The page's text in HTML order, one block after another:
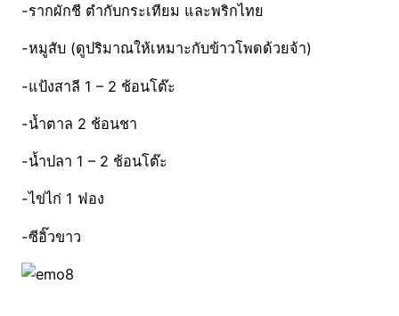
-รากผักชี ตำกับกระเทียม และพริกไทย
-หมูสับ (ดูปริมาณให้เหมาะกับข้าวโพดด้วยจ้า)
-แป้งสาลี 1 – 2 ช้อนโต๊ะ
-น้ำตาล 2 ช้อนชา
-น้ำปลา 1 – 2 ช้อนโต๊ะ
-ไข่ไก่ 1 ฟอง
-ซีอิ๊วขาว